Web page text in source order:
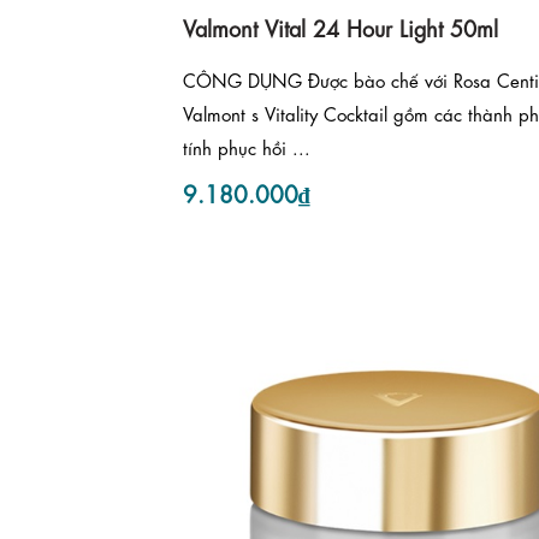
Valmont Vital 24 Hour Light 50ml
CÔNG DỤNG Được bào chế với Rosa
Valmont s Vitality Cocktail gồm các thành
tính phục hồi ...
9.180.000₫